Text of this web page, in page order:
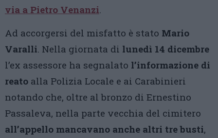
via a Pietro Venanzi.
Ad accorgersi del misfatto è stato Mario
Varalli. Nella giornata di lunedì 14 dicembre
l’ex assessore ha segnalato l’informazione di
reato alla Polizia Locale e ai Carabinieri
notando che, oltre al bronzo di Ernestino
Passaleva, nella parte vecchia del cimitero
all’appello mancavano anche altri tre busti,